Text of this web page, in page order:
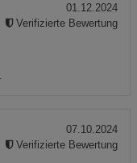
01.12.2024
Verifizierte Bewertung
07.10.2024
Verifizierte Bewertung